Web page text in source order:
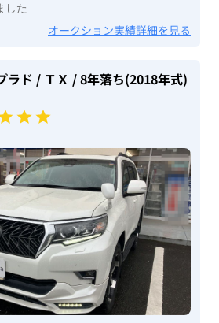
した
オークション実績詳細を見る
ラド / ＴＸ / 8年落ち(2018年式)